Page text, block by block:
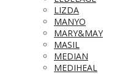
LIZDA
MANYO
MARY&MAY
MASIL
MEDIAN
MEDIHEAL